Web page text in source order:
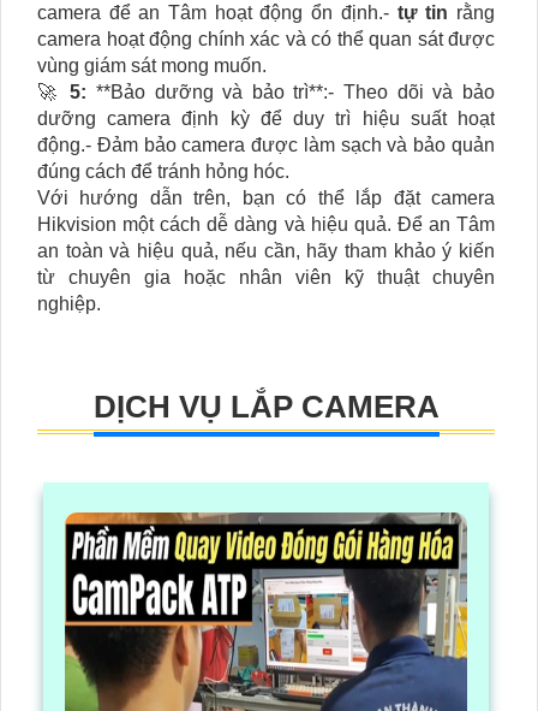
camera để an Tâm hoạt động ổn định.- tự tin rằng
camera hoạt động chính xác và có thể quan sát được
vùng giám sát mong muốn.
🚀5: **Bảo dưỡng và bảo trì**:- Theo dõi và bảo
dưỡng camera định kỳ để duy trì hiệu suất hoạt
động.- Đảm bảo camera được làm sạch và bảo quản
đúng cách để tránh hỏng hóc.
Với hướng dẫn trên, bạn có thể lắp đặt camera
Hikvision một cách dễ dàng và hiệu quả. Để an Tâm
an toàn và hiệu quả, nếu cần, hãy tham khảo ý kiến
từ chuyên gia hoặc nhân viên kỹ thuật chuyên
nghiệp.
DỊCH VỤ LẮP CAMERA